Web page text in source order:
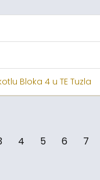
Bloka 4 u TE Tuzla
4 5 6 7